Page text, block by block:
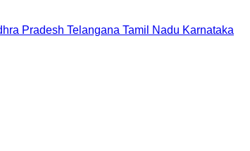
Pradesh Telangana Tamil Nadu Karnataka